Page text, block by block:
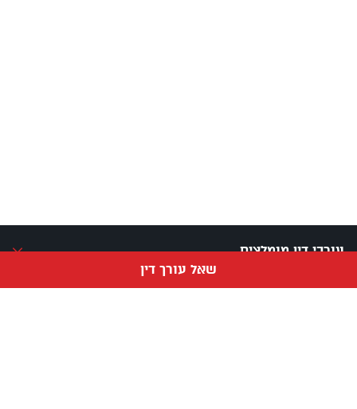
עורכי דין מומלצים
מדריכים פופלריים
שאל עורך דין